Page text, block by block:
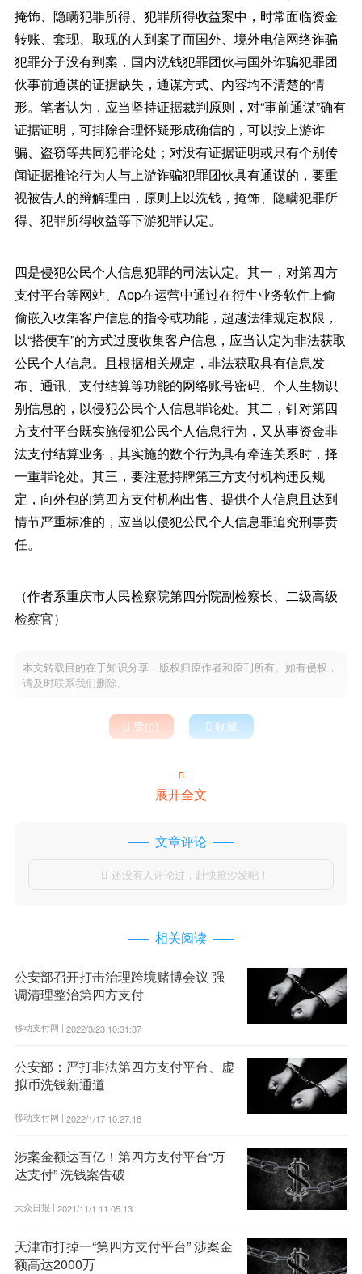
掩饰、隐瞒犯罪所得、犯罪所得收益案中，时常面临资金
转账、套现、取现的人到案了而国外、境外电信网络诈骗
犯罪分子没有到案，国内洗钱犯罪团伙与国外诈骗犯罪团
伙事前通谋的证据缺失，通谋方式、内容均不清楚的情
形。笔者认为，应当坚持证据裁判原则，对“事前通谋”确有
证据证明，可排除合理怀疑形成确信的，可以按上游诈
骗、盗窃等共同犯罪论处；对没有证据证明或只有个别传
闻证据推论行为人与上游诈骗犯罪团伙具有通谋的，要重
视被告人的辩解理由，原则上以洗钱，掩饰、隐瞒犯罪所
得、犯罪所得收益等下游犯罪认定。
四是侵犯公民个人信息犯罪的司法认定。其一，对第四方
支付平台等网站、App在运营中通过在衍生业务软件上偷
偷嵌入收集客户信息的指令或功能，超越法律规定权限，
以“搭便车”的方式过度收集客户信息，应当认定为非法获取
公民个人信息。且根据相关规定，非法获取具有信息发
布、通讯、支付结算等功能的网络账号密码、个人生物识
别信息的，以侵犯公民个人信息罪论处。其二，针对第四
方支付平台既实施侵犯公民个人信息行为，又从事资金非
法支付结算业务，其实施的数个行为具有牵连关系时，择
一重罪论处。其三，要注意持牌第三方支付机构违反规
定，向外包的第四方支付机构出售、提供个人信息且达到
情节严重标准的，应当以侵犯公民个人信息罪追究刑事责
任。
（作者系重庆市人民检察院第四分院副检察长、二级高级
检察官）
本文转载目的在于知识分享，版权归原作者和原刊所有。如有侵权，
请及时联系我们删除。
 赞()  收藏

展开全文
文章评论
 还没有人评论过，赶快抢沙发吧！
相关阅读
公安部召开打击治理跨境赌博会议 强
调清理整治第四方支付
移动支付网 | 2022/3/23 10:31:37
公安部：严打非法第四方支付平台、虚
拟币洗钱新通道
移动支付网 | 2022/1/17 10:27:16
涉案金额达百亿！第四方支付平台“万
达支付” 洗钱案告破
大众日报 | 2021/11/1 11:05:13
天津市打掉一“第四方支付平台” 涉案金
额高达2000万